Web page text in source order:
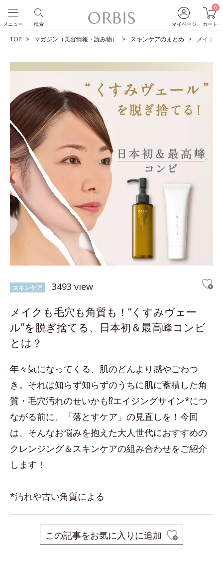
マイページ
0
カート
検索
メニュー
TOP マガジン（美容情報・読み物） スキンケアのまとめ メイクも
スキンケア 3493 view
メイクも毛穴も角質も！“くすみヴェー
ル”を脱ぎ捨てる、日本初＆最高峰コンビ
とは？
年々気になってくる、肌のどんより感やごわつ
き。それは知らず知らずのうちに肌に蓄積した角
質・毛穴汚れのせいかも⁉エイジングサイン*につ
ながる前に、「落とすケア」の見直しを！今回
は、そんなお悩みを抱えた大人世代におすすめの
クレンジング＆スキンケアの組み合わせをご紹介
します！
*汚れや古い角質による
この記事をお気に入りに追加